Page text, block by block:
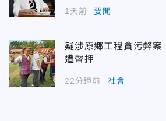
1天前 要聞
疑涉原鄉工程貪污弊
遭聲押
22分鐘前 社會